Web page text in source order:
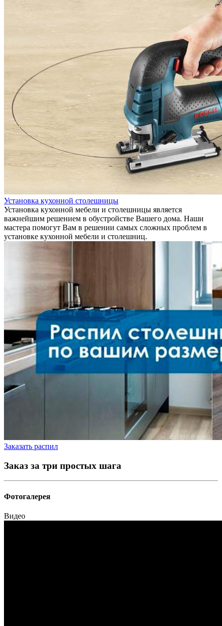
Установка кухонной столешницы
Установка кухонной мебели и столешницы является
важнейшим решением в обустройстве Вашего дома. Наши
мастера помогут Вам в решении самых сложных проблем в
установке кухонной мебели и столешниц.
Заказать распил
Заказ за три простых шага
Фотогалерея
Видео